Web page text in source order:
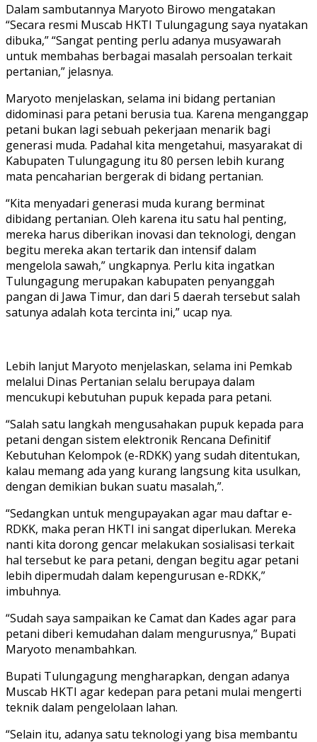
Dalam sambutannya Maryoto Birowo mengatakan
“Secara resmi Muscab HKTI Tulungagung saya nyatakan
dibuka,” “Sangat penting perlu adanya musyawarah
untuk membahas berbagai masalah persoalan terkait
pertanian,” jelasnya.
Maryoto menjelaskan, selama ini bidang pertanian
didominasi para petani berusia tua. Karena menganggap
petani bukan lagi sebuah pekerjaan menarik bagi
generasi muda. Padahal kita mengetahui, masyarakat di
Kabupaten Tulungagung itu 80 persen lebih kurang
mata pencaharian bergerak di bidang pertanian.
“Kita menyadari generasi muda kurang berminat
dibidang pertanian. Oleh karena itu satu hal penting,
mereka harus diberikan inovasi dan teknologi, dengan
begitu mereka akan tertarik dan intensif dalam
mengelola sawah,” ungkapnya. Perlu kita ingatkan
Tulungagung merupakan kabupaten penyanggah
pangan di Jawa Timur, dan dari 5 daerah tersebut salah
satunya adalah kota tercinta ini,” ucap nya.
Lebih lanjut Maryoto menjelaskan, selama ini Pemkab
melalui Dinas Pertanian selalu berupaya dalam
mencukupi kebutuhan pupuk kepada para petani.
“Salah satu langkah mengusahakan pupuk kepada para
petani dengan sistem elektronik Rencana Definitif
Kebutuhan Kelompok (e-RDKK) yang sudah ditentukan,
kalau memang ada yang kurang langsung kita usulkan,
dengan demikian bukan suatu masalah,”.
“Sedangkan untuk mengupayakan agar mau daftar e-
RDKK, maka peran HKTI ini sangat diperlukan. Mereka
nanti kita dorong gencar melakukan sosialisasi terkait
hal tersebut ke para petani, dengan begitu agar petani
lebih dipermudah dalam kepengurusan e-RDKK,”
imbuhnya.
“Sudah saya sampaikan ke Camat dan Kades agar para
petani diberi kemudahan dalam mengurusnya,” Bupati
Maryoto menambahkan.
Bupati Tulungagung mengharapkan, dengan adanya
Muscab HKTI agar kedepan para petani mulai mengerti
teknik dalam pengelolaan lahan.
“Selain itu, adanya satu teknologi yang bisa membantu